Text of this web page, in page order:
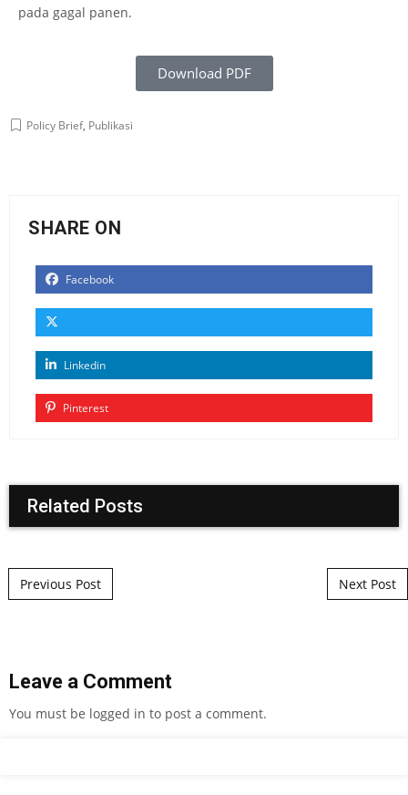
pada gagal panen.
Download PDF
Policy Brief, Publikasi
SHARE ON
Facebook
Linkedin
Pinterest
Related Posts
Post navigation
Previous Post Next Post
Leave a Comment
You must be logged in to post a comment.